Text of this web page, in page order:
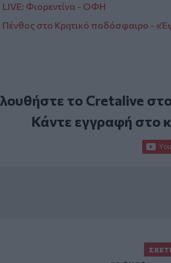
LIVE: Φιορεντίνα - ΟΦΗ
Πένθος στο Κρητικό ποδόσφαιρο -
το Cretalive
Κάντε εγγραφή στο